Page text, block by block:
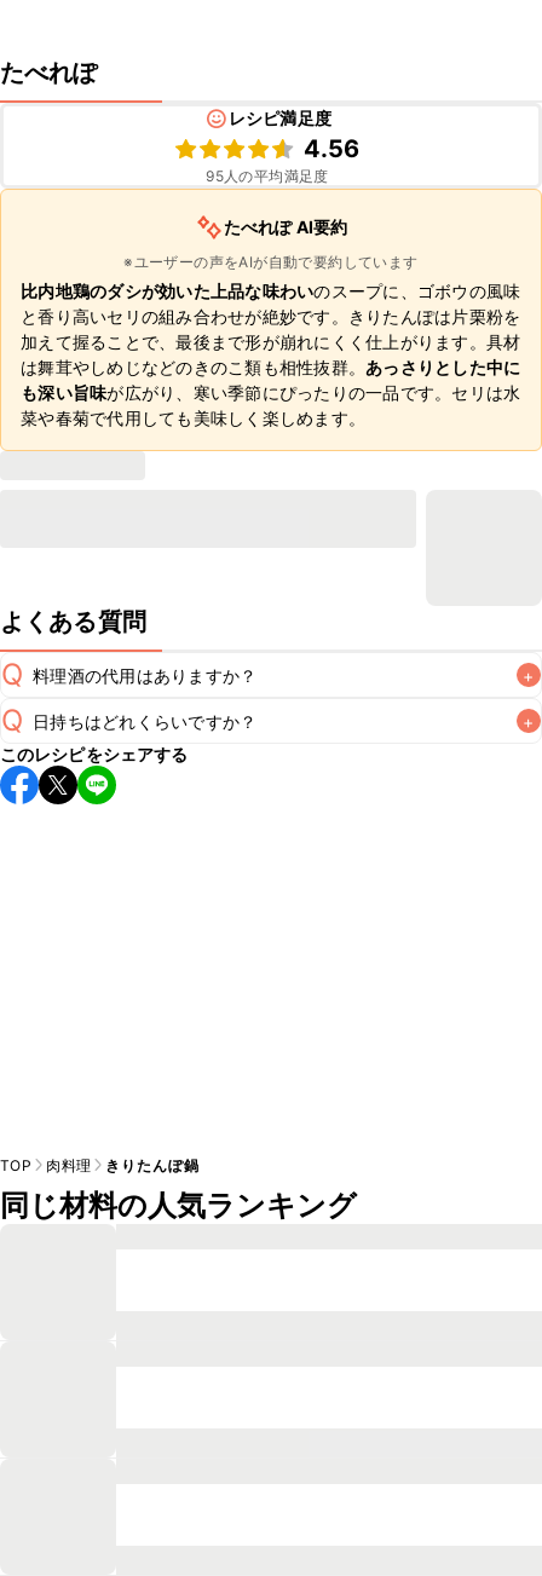
たべれぽ
レシピ満足度
4.56
95人の平均満足度
たべれぽ AI要約
※ユーザーの声をAIが自動で要約しています
比内地鶏のダシが効いた上品な味わいのスープに、ゴボウの風味
と香り高いセリの組み合わせが絶妙です。きりたんぽは片栗粉を
加えて握ることで、最後まで形が崩れにくく仕上がります。具材
は舞茸やしめじなどのきのこ類も相性抜群。 あっさりとした中に
も深い旨味が広がり、寒い季節にぴったりの一品です。セリは水
菜や春菊で代用しても美味しく楽しめます。
よくある質問
Q 料理酒の代用はありますか？ +
A
Q 日持ちはどれくらいですか？ +
保存期間は冷蔵で当日中が目安です。なるべくお早めにお召
し上がりください。
このレシピをシェアする
TOP 肉料理 きりたんぽ鍋
同じ材料の人気ランキング